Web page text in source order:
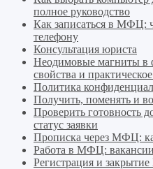
полное руководство
Как записаться в МФЦ:
телефону
Консультация юриста
Неодимовые магниты в
свойства и
Политика
Получить, поменять и
Проверить готовность
статус заявки
Прописка через МФЦ:
Работа в МФЦ:
Регистрация и